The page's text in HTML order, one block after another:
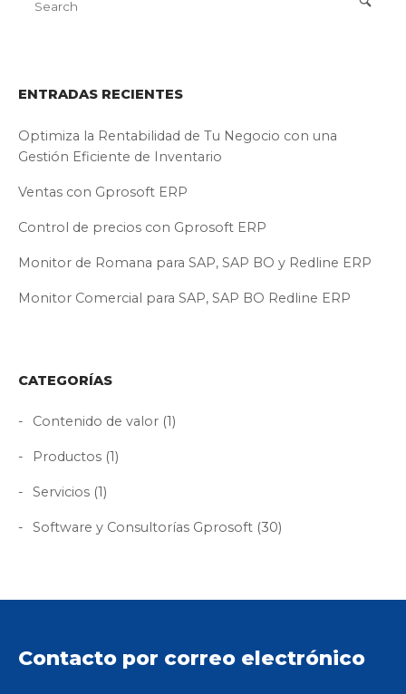
ENTRADAS RECIENTES
Optimiza la Rentabilidad de Tu Negocio con una
Gestión Eficiente de Inventario
Ventas con Gprosoft ERP
Control de precios con Gprosoft ERP
Monitor de Romana para SAP, SAP BO y Redline ERP
Monitor Comercial para SAP, SAP BO Redline ERP
CATEGORÍAS
Contenido de valor (1)
Productos (1)
Servicios (1)
Software y Consultorías Gprosoft (30)
Contacto por correo electrónico